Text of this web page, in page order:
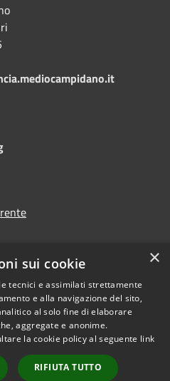
mediocampidano.it
Copyright © 2026 • Provincia
del Medio Campidano •
Powered byMunicipium
×
sui cookie
tecnici e assimilati strettamente
e alla navigazione del sito,
al solo fine di elaborare
aggregate e anonime.
la cookie policy al seguente link
RIFIUTA TUTTO